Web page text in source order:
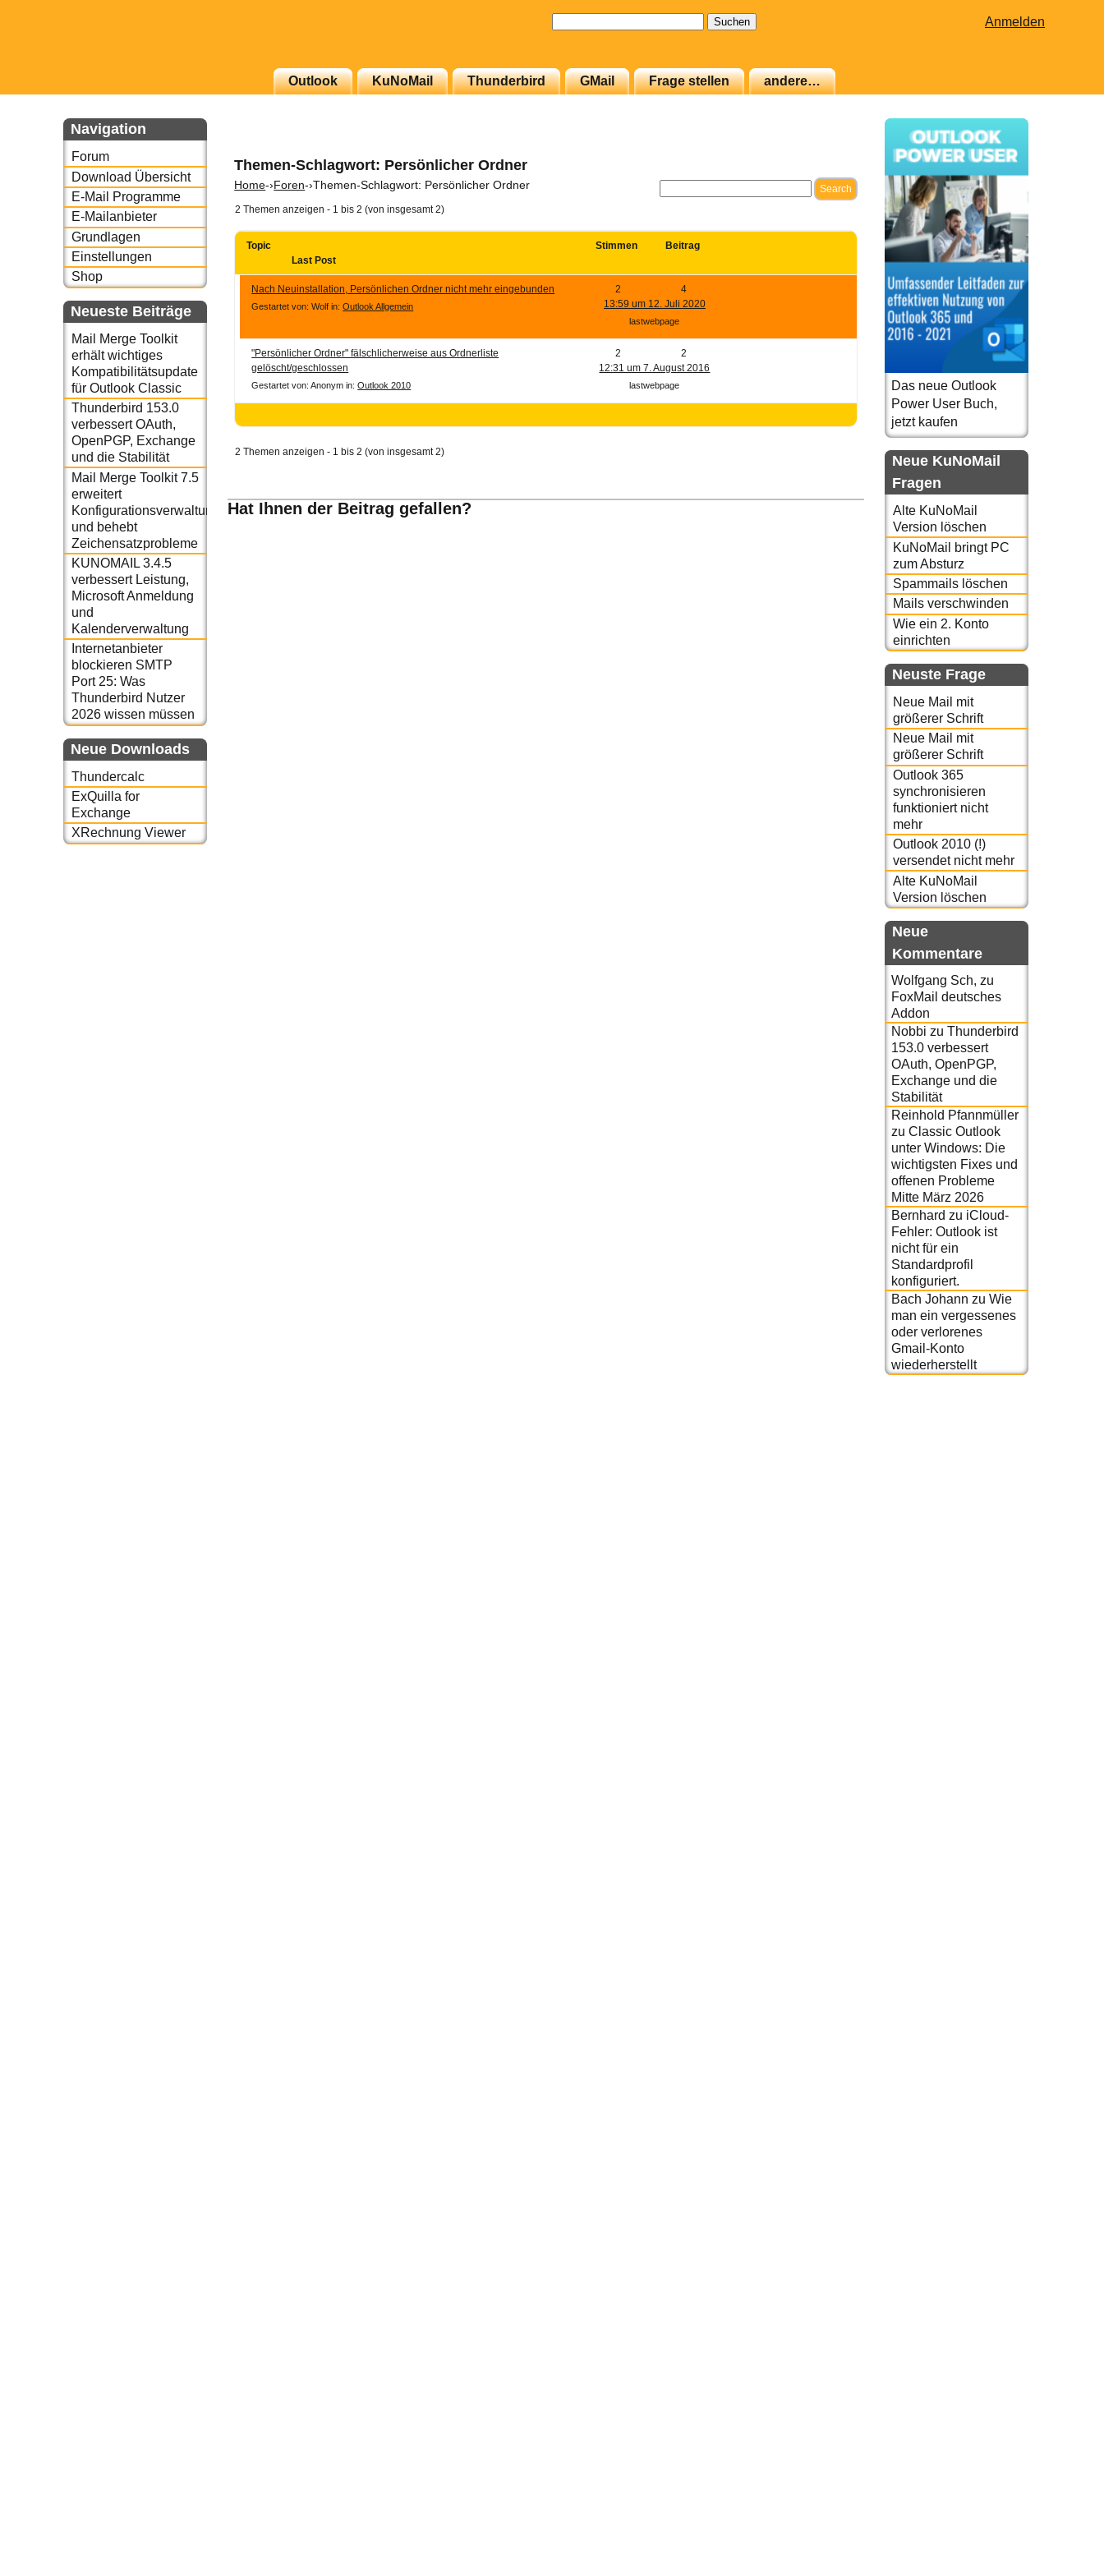
Anmelden
Outlook KuNoMail Thunderbird GMail Frage stellen andere…
Navigation
Forum
Download Übersicht
E-Mail Programme
E-Mailanbieter
Grundlagen
Einstellungen
Shop
Neueste Beiträge
Mail Merge Toolkit
erhält wichtiges
Kompatibilitätsupdate
für Outlook Classic
Thunderbird 153.0
verbessert OAuth,
OpenPGP, Exchange
und die Stabilität
Mail Merge Toolkit 7.5
erweitert
Konfigurationsverwaltung
und behebt
Zeichensatzprobleme
KUNOMAIL 3.4.5
verbessert Leistung,
Microsoft Anmeldung
und
Kalenderverwaltung
Internetanbieter
blockieren SMTP
Port 25: Was
Thunderbird Nutzer
2026 wissen müssen
Neue Downloads
Thundercalc
ExQuilla for
Exchange
XRechnung Viewer
Themen-Schlagwort: Persönlicher Ordner
Home-›Foren-›Themen-Schlagwort: Persönlicher Ordner
2 Themen anzeigen - 1 bis 2 (von insgesamt 2)
Topic Stimmen
Beitrag
Last Post
Nach Neuinstallation, Persönlichen Ordner nicht mehr eingebunden
Gestartet von: Wolf in:Outlook Allgemein
2
4
13:59 um 12. Juli 2020
lastwebpage
"Persönlicher Ordner" fälschlicherweise aus Ordnerliste
gelöscht/geschlossen
Gestartet von: Anonym in:Outlook 2010
2
2
12:31 um 7. August 2016
lastwebpage
2 Themen anzeigen - 1 bis 2 (von insgesamt 2)
Hat Ihnen der Beitrag gefallen?
Das neue Outlook
Power User Buch,
jetzt kaufen
Neue KuNoMail
Fragen
Alte KuNoMail
Version löschen
KuNoMail bringt PC
zum Absturz
Spammails löschen
Mails verschwinden
Wie ein 2. Konto
einrichten
Neuste Frage
Neue Mail mit
größerer Schrift
Neue Mail mit
größerer Schrift
Outlook 365
synchronisieren
funktioniert nicht
mehr
Outlook 2010 (!)
versendet nicht mehr
Alte KuNoMail
Version löschen
Neue
Kommentare
Wolfgang Sch, zu
FoxMail deutsches
Addon
Nobbi zu Thunderbird
153.0 verbessert
OAuth, OpenPGP,
Exchange und die
Stabilität
Reinhold Pfannmüller
zu Classic Outlook
unter Windows: Die
wichtigsten Fixes und
offenen Probleme
Mitte März 2026
Bernhard zu iCloud-
Fehler: Outlook ist
nicht für ein
Standardprofil
konfiguriert.
Bach Johann zu Wie
man ein vergessenes
oder verlorenes
Gmail-Konto
wiederherstellt
oder auch